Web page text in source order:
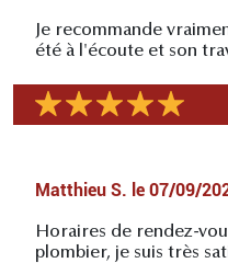
Je recommande
été à l'écoute et son
Matthieu S. le 07/09/
Horaires de rendez-
plombier, je suis très